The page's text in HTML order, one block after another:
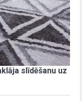
slīdēšanu uz